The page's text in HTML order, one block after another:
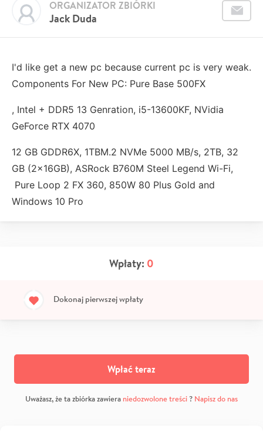
Jack Duda
ORGANIZATOR ZBIÓRKI
I'd like get a new pc because current pc is very weak.
Components For New PC: Pure Base 500FX
, Intel + DDR5 13 Genration, i5-13600KF, NVidia
GeForce RTX 4070
12 GB GDDR6X, 1TBM.2 NVMe 5000 MB/s, 2TB, 32
GB (2x16GB), ASRock B760M Steel Legend Wi-Fi,
Pure Loop 2 FX 360, 850W 80 Plus Gold and
Windows 10 Pro
Wpłaty: 0
Dokonaj pierwszej wpłaty
Wpłać teraz
Uważasz, że ta zbiórka zawiera niedozwolone treści? Napisz do nas